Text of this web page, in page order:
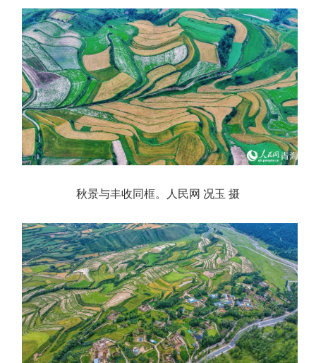
秋景与丰收同框。人民网 况玉 摄